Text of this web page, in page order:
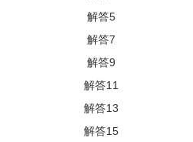
解答5
解答7
解答9
解答11
解答13
解答15